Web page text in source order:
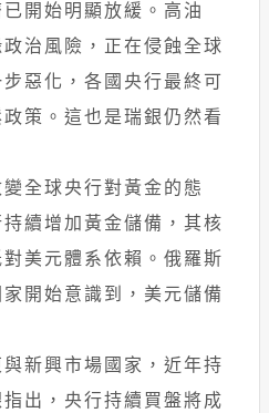
開始明顯放緩。高油
治風險，正在侵蝕全球
惡化，各國央行最終可
策。這也是瑞銀仍然看
全球央行對黃金的態
續增加黃金儲備，其核
美元體系依賴。俄羅斯
開始意識到，美元儲備
新興市場國家，近年持
出，央行持續買盤將成